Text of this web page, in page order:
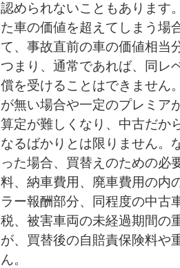
認められないこともあります
た車の価値を超えてしまう場
て、事故直前の車の価値相当
つまり、通常であれば、同レ
償を受けることはできません
が無い場合や一定のプレミア
算定が難しくなり、中古だか
なるばかりとは限りません。
った場合、買替えのための必
料、納車費用、廃車費用の内
ラー報酬部分、同程度の中古
税、被害車両の未経過期間の
が、買替後の自賠責保険料や
ん。